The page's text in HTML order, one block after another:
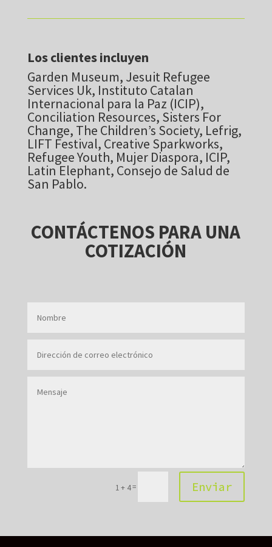
Los clientes incluyen
Garden Museum, Jesuit Refugee
Services Uk, Instituto Catalan
Internacional para la Paz (ICIP),
Conciliation Resources, Sisters For
Change, The Children’s Society, Lefrig,
LIFT Festival, Creative Sparkworks,
Refugee Youth, Mujer Diaspora, ICIP,
Latin Elephant, Consejo de Salud de
San Pablo.
CONTÁCTENOS PARA UNA
COTIZACIÓN
1 + 4= Enviar